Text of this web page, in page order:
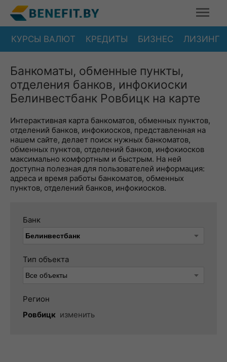
КУРСЫ ВАЛЮТ КРЕДИТЫ БИЗНЕС ЛИЗИНГ
Банкоматы, обменные пункты,
отделения банков, инфокиоски
Белинвестбанк Ровбицк на карте
Интерактивная карта банкоматов, обменных пунктов,
отделений банков, инфокиосков, представленная на
нашем сайте, делает поиск нужных банкоматов,
обменных пунктов, отделений банков, инфокиосков
максимально комфортным и быстрым. На ней
доступна полезная для пользователей информация:
адреса и время работы банкоматов, обменных
пунктов, отделений банков, инфокиосков.
Банк
Тип объекта
Регион
Ровбицк изменить